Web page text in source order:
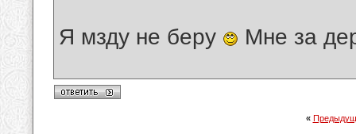
Я мзду не беру Мне за
«